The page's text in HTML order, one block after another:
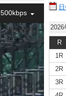
500kbps
2026
R
1R
2R
3R